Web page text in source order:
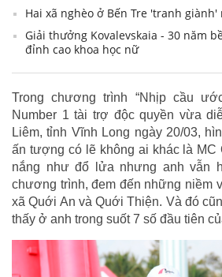
Hai xã nghèo ở Bến Tre 'tranh
Giải thưởng Kovalevskaia - 30 năm
đỉnh cao khoa học nữ
Trong chương trình “Nhịp cầu
Number 1 tài trợ độc quyền vừa
Liêm, tỉnh Vĩnh Long ngày 20/03,
ấn tượng có lẽ không ai khác là MC
nắng như đổ lửa nhưng anh vẫn
chương trình, đem đến những niềm
xã Quới An và Quới Thiện. Và đó
thấy ở anh trong suốt 7 số đầu tiên